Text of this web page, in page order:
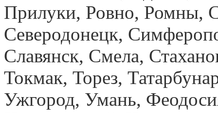
Прилуки, Ровно, Ромны,
Северодонецк,
Славянск, Смела,
Токмак, Торез,
Ужгород, Умань,